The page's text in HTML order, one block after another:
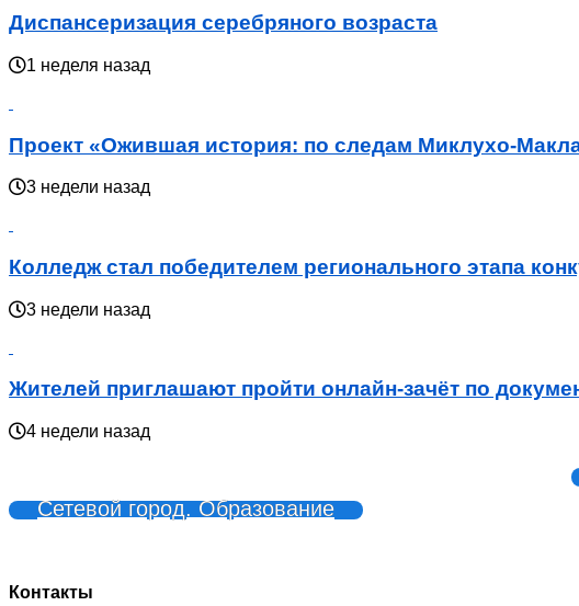
Диспансеризация серебряного возраста
1 неделя назад
Проект «Ожившая история: по следам Миклухо-
3 недели назад
Колледж стал победителем регионального этапа
3 недели назад
Жителей приглашают пройти онлайн-зачёт по
4 недели назад
Сетевой город. Образование
Контакты